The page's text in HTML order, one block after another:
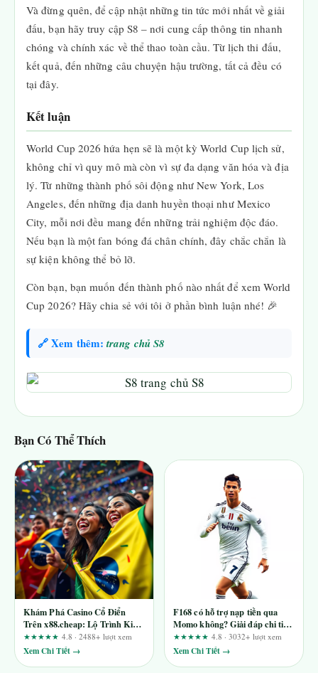
Và đừng quên, để cập nhật những tin tức mới nhất về giải
đấu, bạn hãy truy cập S8 – nơi cung cấp thông tin nhanh
chóng và chính xác về thể thao toàn cầu. Từ lịch thi đấu,
kết quả, đến những câu chuyện hậu trường, tất cả đều có
tại đây.
Kết luận
World Cup 2026 hứa hẹn sẽ là một kỳ World Cup lịch sử,
không chỉ vì quy mô mà còn vì sự đa dạng văn hóa và địa
lý. Từ những thành phố sôi động như New York, Los
Angeles, đến những địa danh huyền thoại như Mexico
City, mỗi nơi đều mang đến những trải nghiệm độc đáo.
Nếu bạn là một fan bóng đá chân chính, đây chắc chắn là
sự kiện không thể bỏ lỡ.
Còn bạn, bạn muốn đến thành phố nào nhất để xem World
Cup 2026? Hãy chia sẻ với tôi ở phần bình luận nhé! 🎉
🔗 Xem thêm: trang chủ S8
Bạn Có Thể Thích
Khám Phá Casino Cổ Điển
Trên x88.cheap: Lộ Trình Kiểm
Tra Dành Cho Người Chơi
Thận Trọng
★★★★★ 4.8 · 2488+ lượt xem
Xem Chi Tiết →
F168 có hỗ trợ nạp tiền qua
Momo không? Giải đáp chi tiết
từ A-Z
★★★★★ 4.8 · 3032+ lượt xem
Xem Chi Tiết →